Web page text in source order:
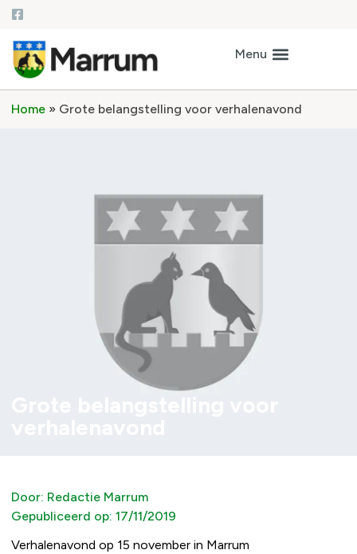
Home » Grote belangstelling voor verhalenavond
Door: Redactie Marrum
Gepubliceerd op: 17/11/2019
Verhalenavond op 15 november in Marrum